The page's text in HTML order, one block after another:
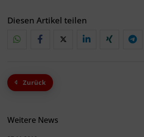
Diesen Artikel teilen
Zurück
Weitere News